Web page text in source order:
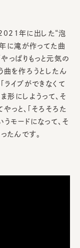
年に出した“泡
に滝が作ってた曲
っぱりもっと元気の
曲を作ろうとしたん
ライブができなくて
形にしようって、そ
っと、「そろそろた
モードになって、そ
たんです。